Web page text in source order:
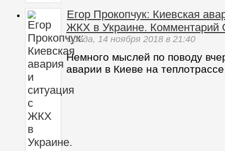
Егор Прокопчук: Киевская
ЖКХ в Украине. Комментарий
Среда, 14 ноября 2018 в 21:40
Немного мыслей по поводу
аварии в Киеве на